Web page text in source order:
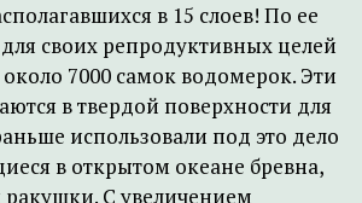
в 15 слоев! По ее
своих репродуктивных целей
около 7000 самок водомерок. Эти
в твердой поверхности для
использовали под это дело
в открытом океане бревна,
С увеличением